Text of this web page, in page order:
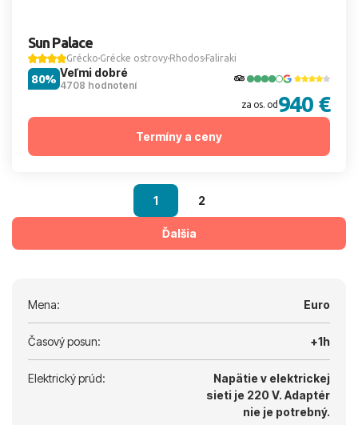
Sun Palace
Grécko Grécke ostrovy Rhodos Faliraki
Veľmi dobré
4708 hodnotení
80%
za os. od 940 €
Termíny a ceny
1 2
Ďalšia
Mena: Euro
Časový posun: +1h
Elektrický prúd:
Napätie v elektrickej
sieti je 220 V. Adaptér
nie je potrebný.